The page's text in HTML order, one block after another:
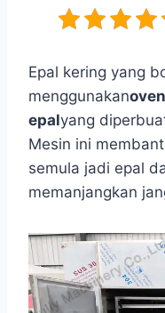
Epal kering yang
menggunakan
epalyang
Mesin ini
semula jadi epal
memanjangkan